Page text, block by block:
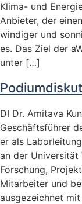
Klima- und
Anbieter, der
windiger und
es. Das Ziel der
unter […]
DI Dr. Amitava
Geschäftsführer
er als
an der Universität
Forschung,
Mitarbeiter und
ausgezeichnet